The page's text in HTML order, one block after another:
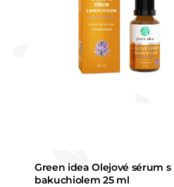
Green idea Olejové sérum s
bakuchiolem 25 ml